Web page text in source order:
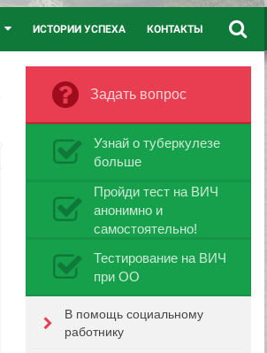
ИСТОРИИ УСПЕХА КОНТАКТЫ
Задать вопрос
Узнай о туберкулезе
больше
Пройди тест на ВИЧ
анонимно и
самостоятельно!
Тестирование на ВИЧ
при ОО
В помощь социальному
работнику